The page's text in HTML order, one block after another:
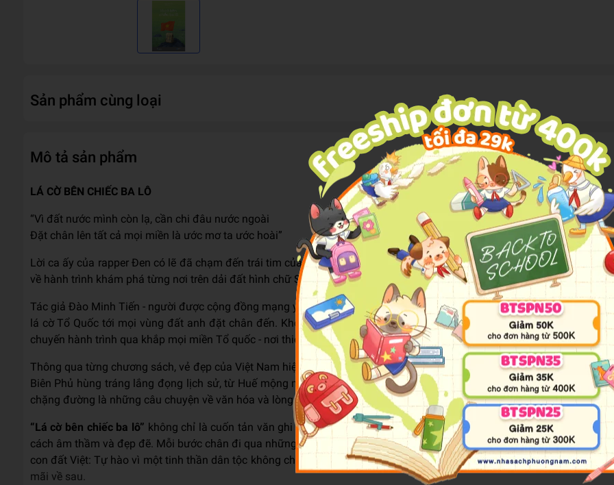
Sản phẩm cùng loại
Mô tả sản phẩm
LÁ CỜ BÊN CHIẾC BA LÔ
“Vì đất nước mình còn lạ, cần chi đâu nước ngoài
Đặt chân lên tất cả mọi miền là ước mơ ta ước hoài”
Lời ca ấy của rapper Đen có lẽ đã chạm đến trái tim của biết bao người trẻ Việt. Và“Lá cờ bên chiếc ba lô”chính là
về hành trình khám phá từng nơi trên dải đất hình chữ S thân thương.
Tác giả Đào Minh Tiến - người được cộng đồng mạng yêu mến qua biệt danh Dế Mèn Du Ký, là một Vlogger du lịch nổi
lá cờ Tổ Quốc tới mọi vùng đất anh đặt chân đến. Không cần những câu chữ hoa mỹ hay tô vẽ, cuốn sách là lời
chuyến hành trình qua khắp mọi miền Tổ quốc - nơi thiên nhiên, con người và văn hóa cùng hoà làm một bản hòa ca rực
Thông qua từng chương sách, vẻ đẹp của Việt Nam hiện lên đầy dung dị và sống động dưới góc nhìn của tác giả Dế
Biên Phủ hùng tráng lắng đọng lịch sử, từ Huế mộng mơ, đến Cao Bằng với non nước ngàn năm... Nhưng cuốn sách
chặng đường là những câu chuyện về văn hóa và lòng mến khách, sự hào sảng, tử tế của mỗi con người trên từng
“Lá cờ bên chiếc ba lô” không chỉ là cuốn tản văn ghi lại câu chuyện của một người trẻ tìm kiếm sự cân bằng trong
cách âm thầm và đẹp đẽ. Mỗi bước chân đi qua những địa danh lịch sử, mỗi lần chạm vào ký ức hào hùng của dân
con đất Việt: Tự hào vì một tinh thần dân tộc không chỉ nằm trong những trang sử vàng son mà vẫn đang hiện hữu
mãi về sau.